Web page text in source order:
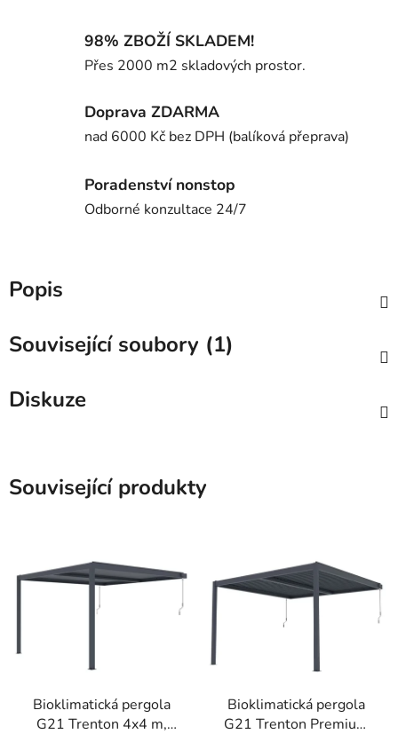
98% ZBOŽÍ SKLADEM!
Přes 2000 m2 skladových prostor.
Doprava ZDARMA
nad 6000 Kč bez DPH (balíková přeprava)
Poradenství nonstop
Odborné konzultace 24/7
Popis
Související soubory (1)
Diskuze
Související produkty
Bioklimatická pergola
G21 Trenton 4x4 m,
Bioklimatická pergola
G21 Trenton Premium